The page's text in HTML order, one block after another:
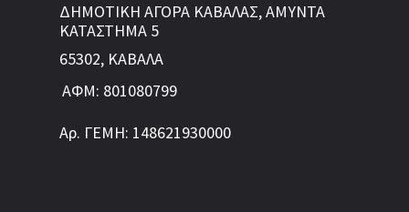
ΔΗΜΟΤΙΚΗ ΑΓΟΡΑ ΚΑΒΑΛΑΣ, ΑΜΥΝΤΑ
ΚΑΤΑΣΤΗΜΑ 5
65302, ΚΑΒΑΛΑ
ΑΦΜ: 801080799
Αρ. ΓΕΜΗ: 148621930000